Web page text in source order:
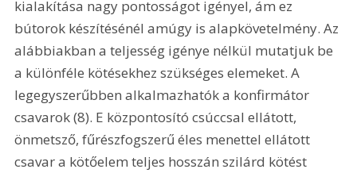
kialakítása nagy pontosságot igényel, ám ez
bútorok készítésénél amúgy is alapkövetelmény. Az
alábbiakban a teljesség igénye nélkül mutatjuk be
a különféle kötésekhez szükséges elemeket. A
legegyszerűbben alkalmazhatók a konfirmátor
csavarok (8). E központosító csúccsal ellátott,
önmetsző, fűrészfogszerű éles menettel ellátott
csavar a kötőelem teljes hosszán szilárd kötést